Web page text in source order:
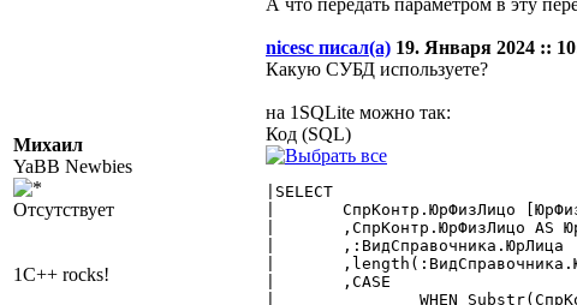
Михаил
YaBB Newbies
Отсутствует
1C++ rocks!
А что передать параметром в эту
nicesc писал(а) 19. Января 2024 ::
Какую СУБД используете?
на 1SQLite можно так:
Код (SQL)
|SELECT